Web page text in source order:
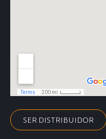
SER DISTRIBUIDOR